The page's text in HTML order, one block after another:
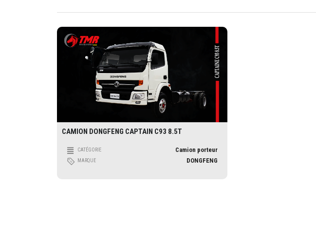
CAMION DONGFENG CAPTAIN C93 8.5T
CATÉGORIE Camion porteur
MARQUE DONGFENG